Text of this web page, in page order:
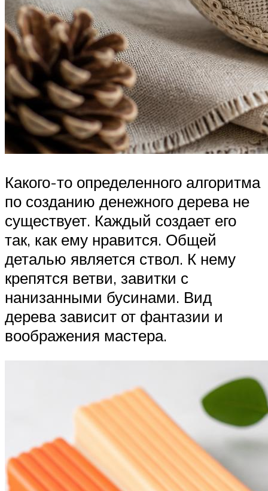
Какого-то определенного алгоритма
по созданию денежного дерева не
существует. Каждый создает его
так, как ему нравится. Общей
деталью является ствол. К нему
крепятся ветви, завитки с
нанизанными бусинами. Вид
дерева зависит от фантазии и
воображения мастера.